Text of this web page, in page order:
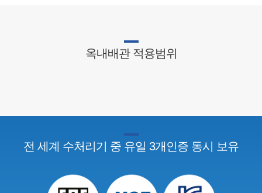
옥내배관 적용범위
전 세계 수처리기 중 유일 3개인증 동시 보유